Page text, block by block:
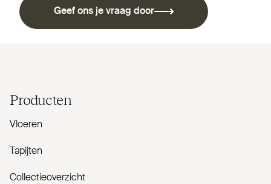
Geef ons je vraag door
Producten
Vloeren
Tapijten
Collectieoverzicht